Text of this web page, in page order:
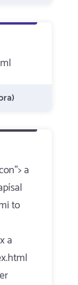
a
to
a